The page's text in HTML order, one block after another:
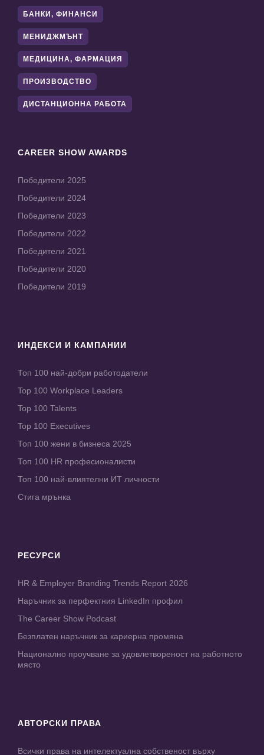
БАНКИ, ФИНАНСИ
МЕНИДЖМЪНТ
МЕДИЦИНА, ФАРМАЦИЯ
ПРОИЗВОДСТВО
ДИСТАНЦИОННА РАБОТА
CAREER SHOW AWARDS
Победители 2025
Победители 2024
Победители 2023
Победители 2022
Победители 2021
Победители 2020
Победители 2019
ИНДЕКСИ И КАМПАНИИ
Топ 100 най-добри работодатели
Top 100 Workplace Leaders
Top 100 Talents
Top 100 Executives
Топ 100 жени в бизнеса 2025
Топ 100 HR професионалисти
Топ 100 най-влиятелни ИТ личности
Стига мрънка
РЕСУРСИ
HR & Employer Branding Trends Report 2026
Наръчник за перфектния LinkedIn профил
The Career Show Podcast
Безплатен наръчник за кариерна промяна
Национално проучване за удовлетвореност на работното
място
АВТОРСКИ ПРАВА
Всички права на интелектуална собственост върху